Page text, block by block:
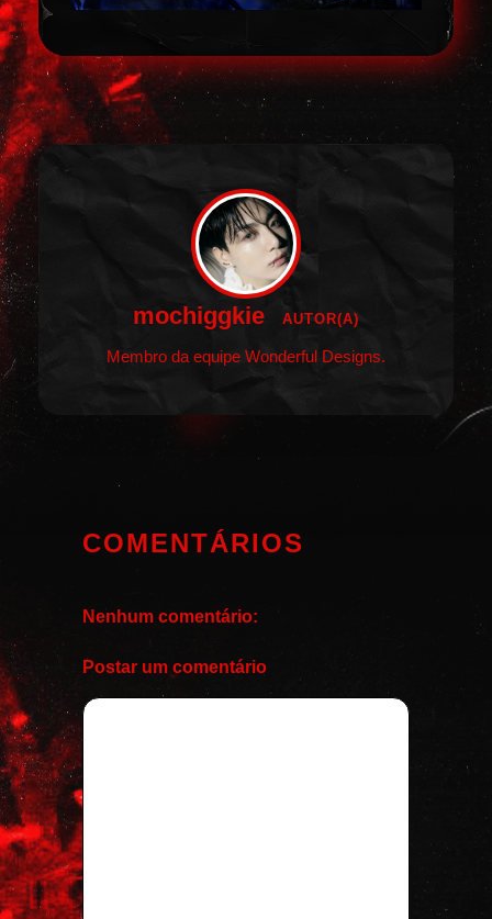
mochiggkie AUTOR(A)
Membro da equipe Wonderful Designs.
COMENTÁRIOS
Nenhum comentário:
Postar um comentário